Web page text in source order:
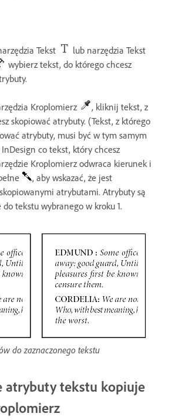
Tekst
lub narzędzia Tekst
wybierz tekst, do którego chcesz
Kroplomierz
, kliknij tekst, z
skopiować atrybuty. (Tekst, z którego
atrybuty, musi być w tym samym
co tekst, który chcesz
Kroplomierz odwraca kierunek i
, aby wskazać, że jest
atrybutami. Atrybuty są
do tekstu wybranego w kroku 1.
do zaznaczonego tekstu
atrybuty tekstu kopiuje